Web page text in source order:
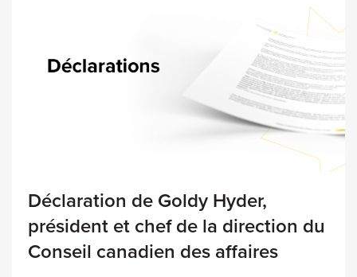
Déclaration de Goldy Hyder,
président et chef de la direction du
Conseil canadien des affaires